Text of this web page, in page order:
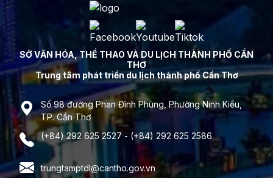
SỞ VĂN HÓA, THỂ THAO VÀ DU LỊCH THÀNH PHỐ CẦN
THƠ
Trung tâm phát triển du lịch thành phố Cần Thơ
Số 98 đường Phan Đình Phùng, Phường Ninh Kiều,
TP. Cần Thơ
(+84) 292 625 2527 - (+84) 292 625 2586
trungtamptdl@cantho.gov.vn